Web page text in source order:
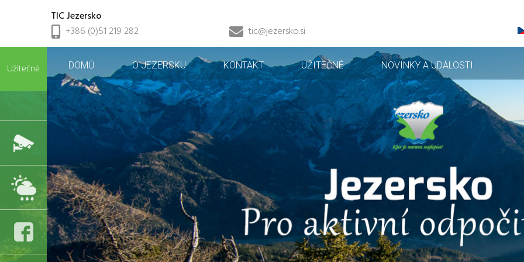
TIC Jezersko
+386 (0)51 219 282
tic@jezersko.si
Užitečné DOMŮ O JEZERSKU KONTAKT UŽITEČNÉ NOVINKY A UDÁLOSTI